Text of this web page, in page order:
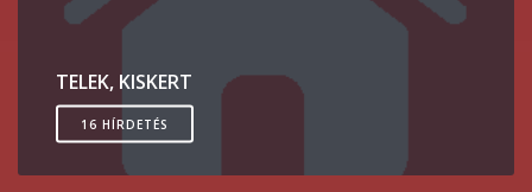
TELEK, KISKERT
16 HÍRDETÉS